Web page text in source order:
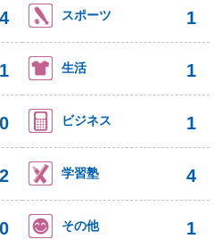
4 スポーツ 1
1 生活 1
0 ビジネス 1
2 学習塾 4
0 その他 1